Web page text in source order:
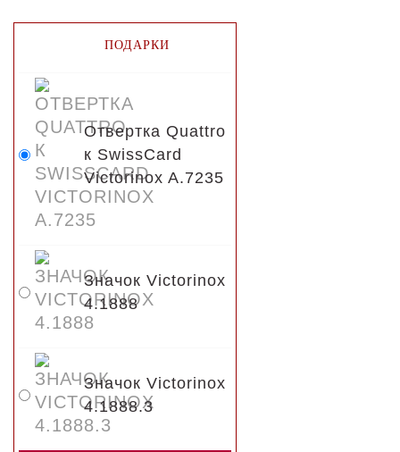
ПОДАРКИ
Отвертка Quattro
к SwissCard
Victorinox A.7235
Значок Victorinox
4.1888
Значок Victorinox
4.1888.3